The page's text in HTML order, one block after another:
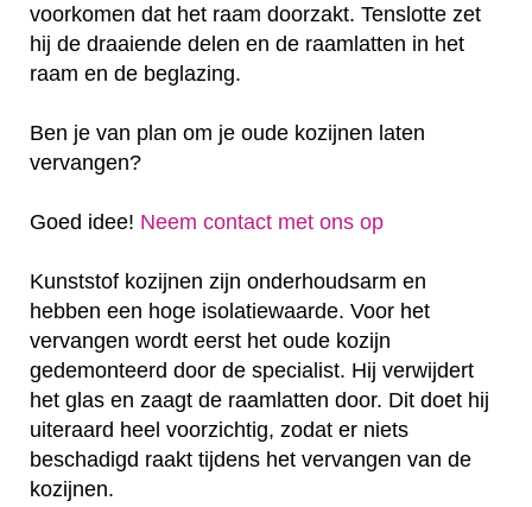
voorkomen dat het raam doorzakt. Tenslotte zet
hij de draaiende delen en de raamlatten in het
raam en de beglazing.
Ben je van plan om je oude kozijnen laten
vervangen?
Goed idee! Neem contact met ons op
Kunststof kozijnen zijn onderhoudsarm en
hebben een hoge isolatiewaarde. Voor het
vervangen wordt eerst het oude kozijn
gedemonteerd door de specialist. Hij verwijdert
het glas en zaagt de raamlatten door. Dit doet hij
uiteraard heel voorzichtig, zodat er niets
beschadigd raakt tijdens het vervangen van de
kozijnen.